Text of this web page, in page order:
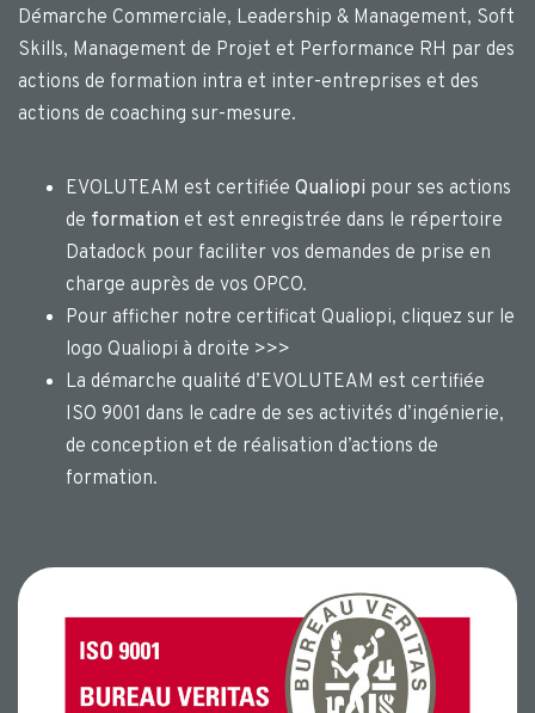
Démarche Commerciale, Leadership & Management, Soft
Skills, Management de Projet et Performance RH par des
actions de formation intra et inter-entreprises et des
actions de coaching sur-mesure.
EVOLUTEAM est certifiée Qualiopi pour ses actions
de formation et est enregistrée dans le répertoire
Datadock pour faciliter vos demandes de prise en
charge auprès de vos OPCO.
Pour afficher notre certificat Qualiopi, cliquez sur le
logo Qualiopi à droite >>>
La démarche qualité d’EVOLUTEAM est certifiée
ISO 9001 dans le cadre de ses activités d’ingénierie,
de conception et de réalisation d’actions de
formation.